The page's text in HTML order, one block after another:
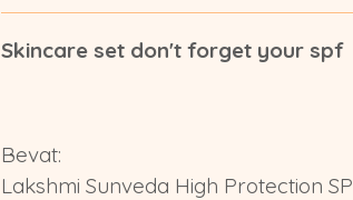
Skincare set don't forget your spf
Bevat:
Lakshmi Sunveda High Protection